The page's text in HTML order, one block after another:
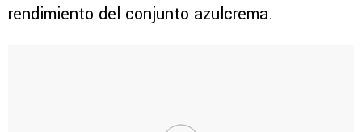
rendimiento del conjunto azulcrema.